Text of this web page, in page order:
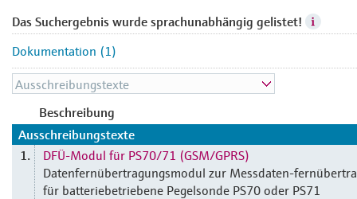
Das Suchergebnis wurde sprachunabhängig gelistet!
Dokumentation (1)
Beschreibung
Ausschreibungstexte
1.
DFÜ-Modul für PS70/71 (GSM/GPRS)
Datenfernübertragungsmodul zur Messdaten-
für batteriebetriebene Pegelsonde PS70 oder PS71